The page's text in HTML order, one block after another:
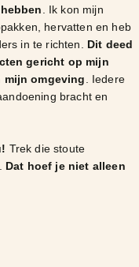
. Ik kon mijn
hervatten en heb
in te richten. Dit deed
gericht op mijn
mijn omgeving. Iedere
bracht en
Trek die stoute
Dat hoef je niet alleen